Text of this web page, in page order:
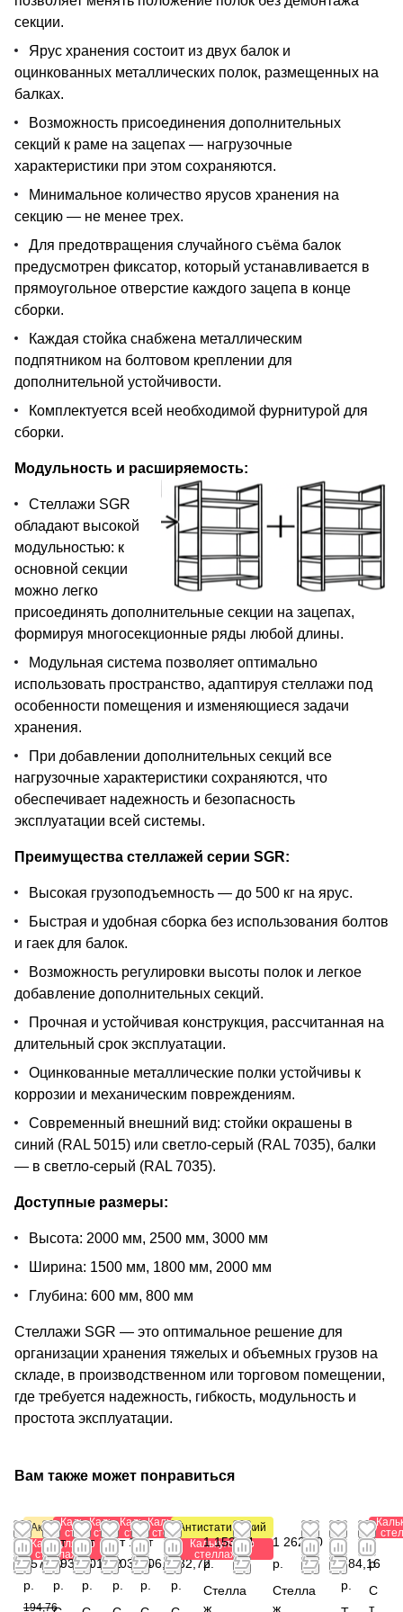
секции.
Ярус хранения состоит из двух балок и
оцинкованных металлических полок, размещенных на
балках.
Возможность присоединения дополнительных
секций к раме на зацепах — нагрузочные
характеристики при этом сохраняются.
Минимальное количество ярусов хранения на
секцию — не менее трех.
Для предотвращения случайного съёма балок
предусмотрен фиксатор, который устанавливается в
прямоугольное отверстие каждого зацепа в конце
сборки.
Каждая стойка снабжена металлическим
подпятником на болтовом креплении для
дополнительной устойчивости.
Комплектуется всей необходимой фурнитурой для
сборки.
Модульность и расширяемость:
Стеллажи SGR
обладают высокой
модульностью: к
основной секции
можно легко
присоединять дополнительные секции на зацепах,
формируя многосекционные ряды любой длины.
Модульная система позволяет оптимально
использовать пространство, адаптируя стеллажи под
особенности помещения и изменяющиеся задачи
хранения.
При добавлении дополнительных секций все
нагрузочные характеристики сохраняются, что
обеспечивает надежность и безопасность
эксплуатации всей системы.
Преимущества стеллажей серии SGR:
Высокая грузоподъемность — до 500 кг на ярус.
Быстрая и удобная сборка без использования болтов
и гаек для балок.
Возможность регулировки высоты полок и легкое
добавление дополнительных секций.
Прочная и устойчивая конструкция, рассчитанная на
длительный срок эксплуатации.
Оцинкованные металлические полки устойчивы к
коррозии и механическим повреждениям.
Современный внешний вид: стойки окрашены в
синий (RAL 5015) или светло-серый (RAL 7035), балки
— в светло-серый (RAL 7035).
Доступные размеры:
Высота: 2000 мм, 2500 мм, 3000 мм
Ширина: 1500 мм, 1800 мм, 2000 мм
Глубина: 600 мм, 800 мм
Стеллажи SGR — это оптимальное решение для
организации хранения тяжелых и объемных грузов на
складе, в производственном или торговом помещении,
где требуется надежность, гибкость, модульность и
простота эксплуатации.
Вам также может понравиться
Акция
Калькулятор
стеллажей
от
157,80
р.
194,76
Калькулятор
стеллажей
от
293,28
р.
Калькулятор
стеллажей
от
501,12
р.
Калькулятор
стеллажей
от 1
203,84
р.
Калькулятор
стеллажей
от
206,88
р.
Антистатический
Калькулятор
стеллажей
от 1
032,72
р.
1 153,44
р.
Стелла
ж
1 262,40
р.
Стелла
ж
1
784,16
р.
0
р.
С
т